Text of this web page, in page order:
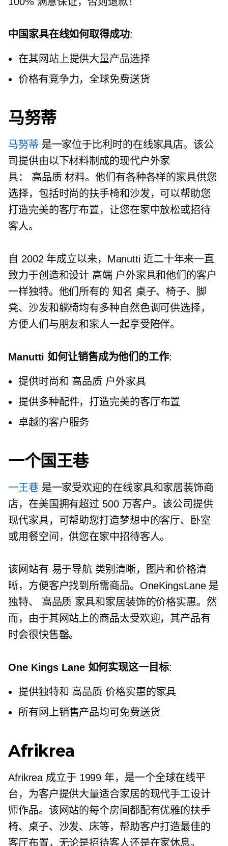
中国家具在线如何取得成功:
在其网站上提供大量产品选择
价格有竞争力，全球免费送货
马努蒂
马努蒂 是一家位于比利时的在线家具店。该公
司提供由以下材料制成的现代户外家
具： 高品质 材料。他们有各种各样的家具供您
选择，包括时尚的扶手椅和沙发，可以帮助您
打造完美的客厅布置，让您在家中放松或招待
客人。
自 2002 年成立以来，Manutti 近二十年来一直
致力于创造和设计 高端户外家具和他们的客户
一样独特。他们所有的 知名 桌子、椅子、脚
凳、沙发和躺椅均有多种自然色调可供选择，
方便人们与朋友和家人一起享受陪伴。
Manutti 如何让销售成为他们的工作:
提供时尚和 高品质 户外家具
提供多种配件，打造完美的客厅布置
卓越的客户服务
一个国王巷
一王巷是一家受欢迎的在线家具和家居装饰商
店，在美国拥有超过 500 万客户。该公司提供
现代家具，可帮助您打造梦想中的客厅、卧室
或用餐空间，供您在家中招待客人。
该网站有 易于导航 类别清晰，图片和价格清
晰，方便客户找到所需商品。OneKingsLane 是
独特、 高品质 家具和家居装饰的价格实惠。然
而，由于其网站上的商品太受欢迎，其产品有
时会很快售罄。
One Kings Lane 如何实现这一目标:
提供独特和 高品质 价格实惠的家具
所有网上销售产品均可免费送货
Afrikrea
Afrikrea 成立于 1999 年，是一个全球在线平
台，为客户提供大量适合家居的现代手工设计
师作品。该网站的每个房间都配有优雅的扶手
椅、桌子、沙发、床等，帮助客户打造最佳的
客厅布置，无论是招待客人还是在家休息。